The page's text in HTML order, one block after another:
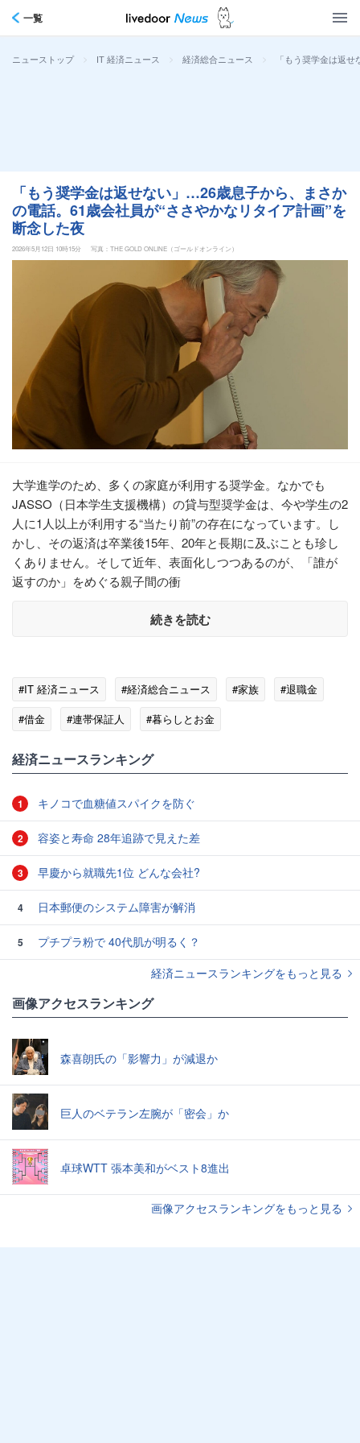
一覧
ニューストップ > IT 経済ニュース > 経済総合ニュース > 「もう奨学金は返
「もう奨学金は返せない」…26歳息子から、まさか
の電話。61歳会社員が“ささやかなリタイア計画”を
断念した夜
2026年5月12日 10時15分 写真：THE GOLD ONLINE（ゴールドオンライン）
大学進学のため、多くの家庭が利用する奨学金。なかでも
JASSO（日本学生支援機構）の貸与型奨学金は、今や学生の2
人に1人以上が利用する“当たり前”の存在になっています。し
かし、その返済は卒業後15年、20年と長期に及ぶことも珍し
くありません。そして近年、表面化しつつあるのが、「誰が
返すのか」をめぐる親子間の衝
続きを読む
#IT 経済ニュース #経済総合ニュース #家族
#退職金
#借金
#連帯保証人 #暮らしとお金
経済ニュースランキング
1 キノコで血糖値スパイクを防ぐ
2 容姿と寿命 28年追跡で見えた差
3 早慶から就職先1位 どんな会社?
4 日本郵便のシステム障害が解消
5
プチプラ粉で 40代肌が明るく？
経済ニュースランキングをもっと見る
画像アクセスランキング
森喜朗氏の「影響力」が減退か
巨人のベテラン左腕が「密会」か
卓球WTT 張本美和がベスト8進出
画像アクセスランキングをもっと見る